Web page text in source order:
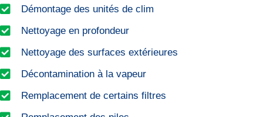
Démontage des unités de clim
Nettoyage en profondeur
Nettoyage des surfaces extérieures
Décontamination à la vapeur
Remplacement de certains filtres